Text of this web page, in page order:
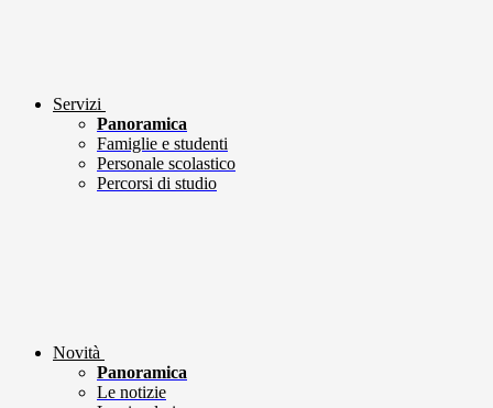
Servizi
Panoramica
Famiglie e studenti
Personale scolastico
Percorsi di studio
Novità
Panoramica
Le notizie